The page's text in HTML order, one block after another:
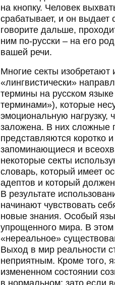
на кнопку. Человек
срабатывает, и он выдает
говорите дальше,
ним по-русски – на его
вашей речи.
Многие секты
«лингвистически»
термины на русском
терминами»), которые
эмоциональную нагрузку,
заложена. В них сложные
представляются коротко
запоминающиеся и
некоторые секты
словарь, который имеет
адептов и который
В результате
начинают чувствовать
новые знания. Особый
упрощенного мира. В
«нереальное»
Выход в мир реальности
неприятным. Кроме того,
измененном состоянии
в нормальном; зато если